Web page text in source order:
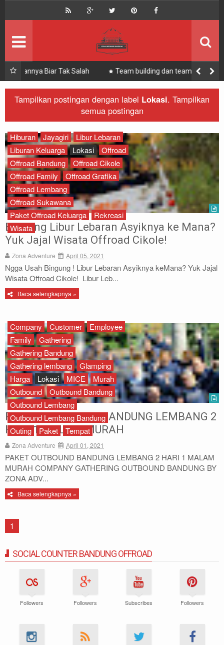
Team building dan team work : dua bahasa berbeda
yang berkesinambungan
Tampilkan postingan dengan label Lokasi. Tampilkan
semua postingan
Bingung Libur Lebaran Asyiknya ke Mana?
Yuk Jajal Wisata Offroad Cikole!
Zona Adventure April 05, 2021
Ngga Usah Bingung ! Libur Lebaran Asyiknya keMana? Yuk Jajal
Wisata Offroad Cikole! Libur Leb...
Baca selengkapnya »
Hiburan Jayagiri
Libur Lebaran
Liburan Keluarga
Lokasi
Offroad
Offroad Bandung
Offroad Cikole
Offroad Family
Offroad Grafika
Offroad Lembang
Offroad Sukawana
Paket Offroad Keluarga
Rekreasi
Wisata
PAKET OUTBOUND BANDUNG LEMBANG 2
HARI 1 MALAM MURAH
Zona Adventure April 01, 2021
PAKET OUTBOUND BANDUNG LEMBANG 2 HARI 1 MALAM
MURAH COMPANY GATHERING OUTBOUND BANDUNG BY
ZONA ADV...
Baca selengkapnya »
Company Customer
Employee
Family
Gathering
Gathering Bandung
Gathering lembang
Glamping
Harga
Lokasi MICE
Murah
Outbound
Outbound Bandung
Outbound Lembang
Outbound Lembang Bandung
Outing
Paket Tempat
1
SOCIAL COUNTER BANDUNG OFFROAD
Followers Followers Subscribes Followers
Offroad Bandung
Bandung Offroad
Zona Offroad Bandung
Outbound Zona Outing Gathering
Paket Zona Bandung Offroad
Outbound
Offroad
Rafting
Paintball
Archery
Paket Outbound
Paket Offroad
Contact Us